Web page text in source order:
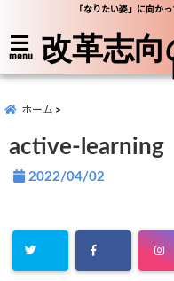
「なりたい姿」に向か
menu 改革志
ホーム
active-learning
2022/04/02